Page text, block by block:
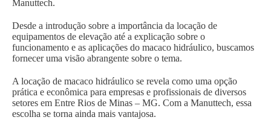
Manuttech.
Desde a introdução sobre a importância da locação de
equipamentos de elevação até a explicação sobre o
funcionamento e as aplicações do macaco hidráulico, buscamos
fornecer uma visão abrangente sobre o tema.
A locação de macaco hidráulico se revela como uma opção
prática e econômica para empresas e profissionais de diversos
setores em Entre Rios de Minas – MG. Com a Manuttech, essa
escolha se torna ainda mais vantajosa.